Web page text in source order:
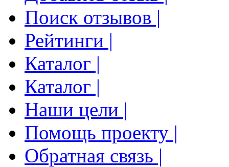
Поиск отзывов |
Рейтинги |
Каталог |
Каталог |
Наши цели |
Помощь проекту |
Обратная связь |